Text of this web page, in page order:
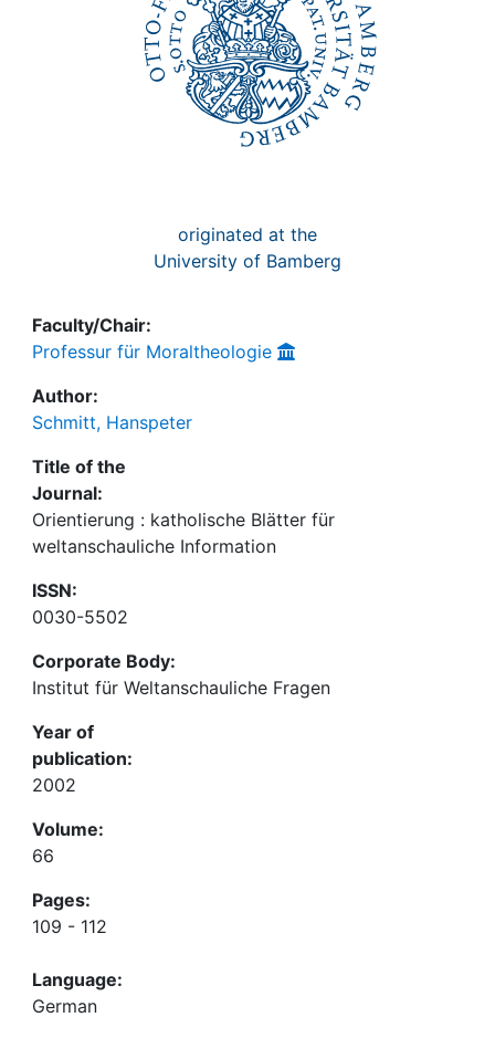
originated at the
University of Bamberg
Faculty/Chair:
Professur für Moraltheologie
Author:
Schmitt, Hanspeter
Title of the
Journal:
Orientierung : katholische Blätter für
weltanschauliche Information
ISSN:
0030-5502
Corporate Body:
Institut für Weltanschauliche Fragen
Year of
publication:
2002
Volume:
66
Pages:
109 - 112
Language:
German